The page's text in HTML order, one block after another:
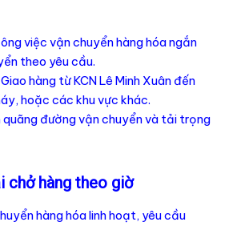
việc vận chuyển hàng hóa ngắn
theo yêu cầu.
hàng từ KCN Lê Minh Xuân đến
hoặc các khu vực khác.
quãng đường vận chuyển và tải trọng
chở hàng theo giờ
hàng hóa linh hoạt, yêu cầu